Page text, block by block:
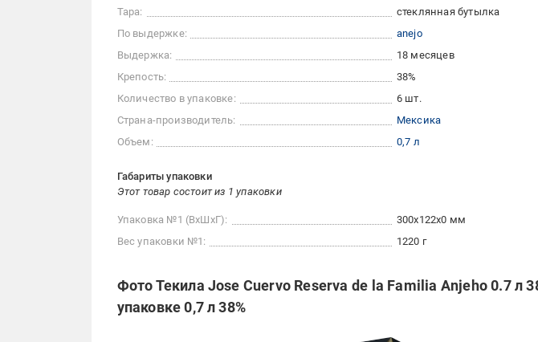
Тара:
стеклянная бутылка
По выдержке:
anejo
Выдержка:
18 месяцев
Крепость:
38%
Количество в упаковке:
6 шт.
Страна-производитель:
Мексика
Объем:
0,7 л
Габариты упаковки
Этот товар состоит из 1 упаковки
Упаковка №1 (ВхШхГ):
300x122x0 мм
Вес упаковки №1:
1220 г
Фото Текила Jose Cuervo Reserva de la Familia Anjeho 0.7 л
упаковке 0,7 л 38%